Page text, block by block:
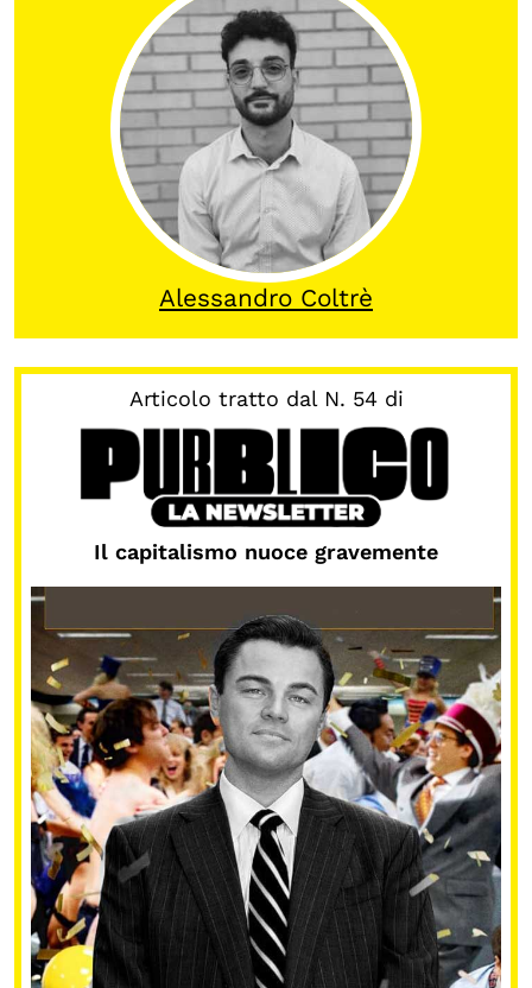
Calendario civile
Elezioni dal mondo
Podcast
OLTRE LA SCUOLA
Attività per bambine e bambini
Programmi per le scuole
Classici del Pensiero Politico
Master e Executive Program
Alessandro Coltrè
Articolo tratto dal N. 54 di
Il capitalismo nuoce gravemente